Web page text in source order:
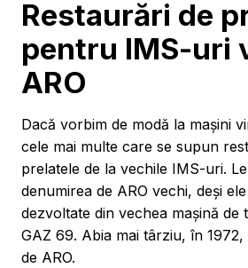
Restaurări de
pentru IMS-uri
ARO
Dacă vorbim de modă la mașini
cele mai multe care se supun
prelatele de la vechile IMS-uri.
denumirea de ARO vechi, deși
dezvoltate din vechea mașină de
GAZ 69. Abia mai târziu, în
de ARO.